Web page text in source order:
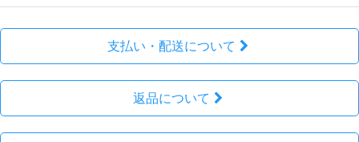
支払い・配送について
返品について